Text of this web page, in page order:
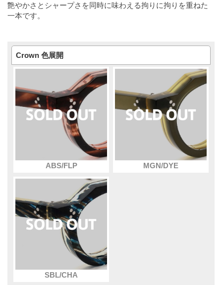
艶やかさとシャープさを同時に味わえる拘りに拘りを重ねた
一本です。
Crown 色展開
ABS/FLP MGN/DYE
SBL/CHA